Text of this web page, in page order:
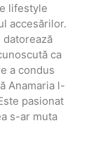
lifestyle
accesărilor.
datorează
ca
a condus
Anamaria l-
pasionat
s-ar muta